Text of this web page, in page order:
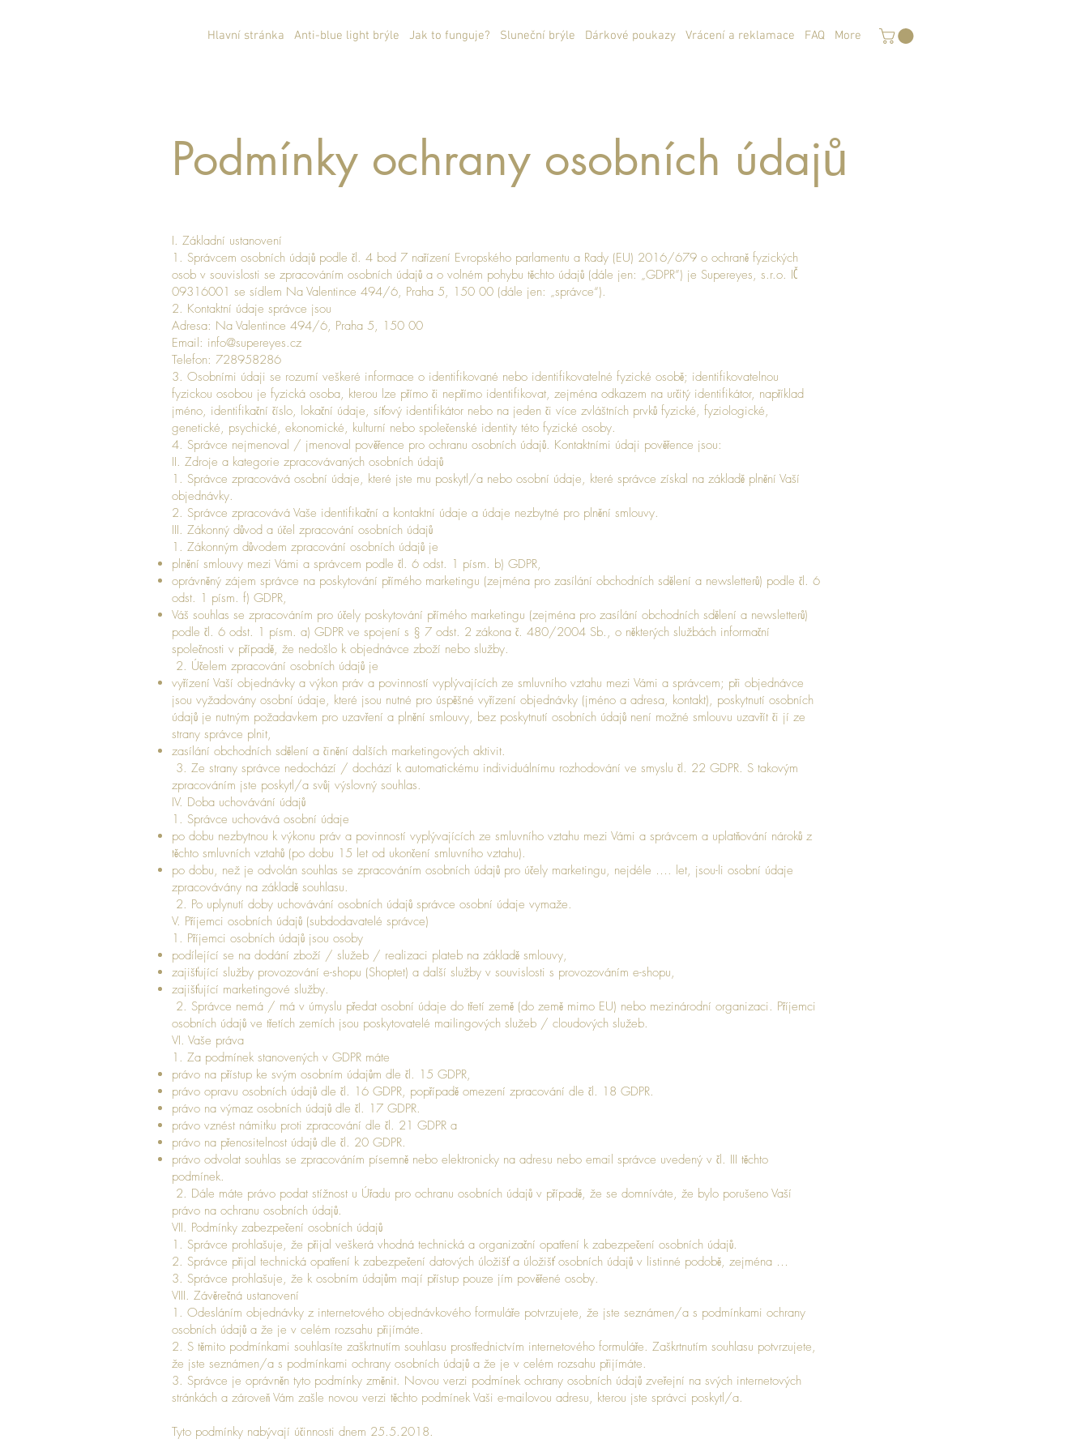
Hlavní stránka Anti-blue light brýle Jak to funguje? Sluneční brýle Dárkové poukazy Vrácení a reklamace FAQ More
Podmínky ochrany osobních údajů
I. Základní ustanovení
1. Správcem osobních údajů podle čl. 4 bod 7 nařízení Evropského parlamentu a Rady (EU) 2016/679 o ochraně fyzických
osob v souvislosti se zpracováním osobních údajů a o volném pohybu těchto údajů (dále jen: „GDPR”) je Supereyes, s.r.o. IČ
09316001 se sídlem Na Valentince 494/6, Praha 5, 150 00 (dále jen: „správce“).
2. Kontaktní údaje správce jsou
Adresa: Na Valentince 494/6, Praha 5, 150 00
Email: info@supereyes.cz
Telefon: 728958286
3. Osobními údaji se rozumí veškeré informace o identifikované nebo identifikovatelné fyzické osobě; identifikovatelnou
fyzickou osobou je fyzická osoba, kterou lze přímo či nepřímo identifikovat, zejména odkazem na určitý identifikátor, například
jméno, identifikační číslo, lokační údaje, síťový identifikátor nebo na jeden či více zvláštních prvků fyzické, fyziologické,
genetické, psychické, ekonomické, kulturní nebo společenské identity této fyzické osoby.
4. Správce nejmenoval / jmenoval pověřence pro ochranu osobních údajů. Kontaktními údaji pověřence jsou:
II. Zdroje a kategorie zpracovávaných osobních údajů
1. Správce zpracovává osobní údaje, které jste mu poskytl/a nebo osobní údaje, které správce získal na základě plnění Vaší
objednávky.
2. Správce zpracovává Vaše identifikační a kontaktní údaje a údaje nezbytné pro plnění smlouvy.
III. Zákonný důvod a účel zpracování osobních údajů
1. Zákonným důvodem zpracování osobních údajů je
plnění smlouvy mezi Vámi a správcem podle čl. 6 odst. 1 písm. b) GDPR,
oprávněný zájem správce na poskytování přímého marketingu (zejména pro zasílání obchodních sdělení a newsletterů) podle čl. 6
odst. 1 písm. f) GDPR,
Váš souhlas se zpracováním pro účely poskytování přímého marketingu (zejména pro zasílání obchodních sdělení a newsletterů)
podle čl. 6 odst. 1 písm. a) GDPR ve spojení s § 7 odst. 2 zákona č. 480/2004 Sb., o některých službách informační
společnosti v případě, že nedošlo k objednávce zboží nebo služby.
2. Účelem zpracování osobních údajů je
vyřízení Vaší objednávky a výkon práv a povinností vyplývajících ze smluvního vztahu mezi Vámi a správcem; při objednávce
jsou vyžadovány osobní údaje, které jsou nutné pro úspěšné vyřízení objednávky (jméno a adresa, kontakt), poskytnutí osobních
údajů je nutným požadavkem pro uzavření a plnění smlouvy, bez poskytnutí osobních údajů není možné smlouvu uzavřít či jí ze
strany správce plnit,
zasílání obchodních sdělení a činění dalších marketingových aktivit.
3. Ze strany správce nedochází / dochází k automatickému individuálnímu rozhodování ve smyslu čl. 22 GDPR. S takovým
zpracováním jste poskytl/a svůj výslovný souhlas.
IV. Doba uchovávání údajů
1. Správce uchovává osobní údaje
po dobu nezbytnou k výkonu práv a povinností vyplývajících ze smluvního vztahu mezi Vámi a správcem a uplatňování nároků z
těchto smluvních vztahů (po dobu 15 let od ukončení smluvního vztahu).
po dobu, než je odvolán souhlas se zpracováním osobních údajů pro účely marketingu, nejdéle …. let, jsou-li osobní údaje
zpracovávány na základě souhlasu.
2. Po uplynutí doby uchovávání osobních údajů správce osobní údaje vymaže.
V. Příjemci osobních údajů (subdodavatelé správce)
1. Příjemci osobních údajů jsou osoby
podílející se na dodání zboží / služeb / realizaci plateb na základě smlouvy,
zajišťující služby provozování e-shopu (Shoptet) a další služby v souvislosti s provozováním e-shopu,
zajišťující marketingové služby.
2. Správce nemá / má v úmyslu předat osobní údaje do třetí země (do země mimo EU) nebo mezinárodní organizaci. Příjemci
osobních údajů ve třetích zemích jsou poskytovatelé mailingových služeb / cloudových služeb.
VI. Vaše práva
1. Za podmínek stanovených v GDPR máte
právo na přístup ke svým osobním údajům dle čl. 15 GDPR,
právo opravu osobních údajů dle čl. 16 GDPR, popřípadě omezení zpracování dle čl. 18 GDPR.
právo na výmaz osobních údajů dle čl. 17 GDPR.
právo vznést námitku proti zpracování dle čl. 21 GDPR a
právo na přenositelnost údajů dle čl. 20 GDPR.
právo odvolat souhlas se zpracováním písemně nebo elektronicky na adresu nebo email správce uvedený v čl. III těchto
podmínek.
2. Dále máte právo podat stížnost u Úřadu pro ochranu osobních údajů v případě, že se domníváte, že bylo porušeno Vaší
právo na ochranu osobních údajů.
VII. Podmínky zabezpečení osobních údajů
1. Správce prohlašuje, že přijal veškerá vhodná technická a organizační opatření k zabezpečení osobních údajů.
2. Správce přijal technická opatření k zabezpečení datových úložišť a úložišť osobních údajů v listinné podobě, zejména …
3. Správce prohlašuje, že k osobním údajům mají přístup pouze jím pověřené osoby.
VIII. Závěrečná ustanovení
1. Odesláním objednávky z internetového objednávkového formuláře potvrzujete, že jste seznámen/a s podmínkami ochrany
osobních údajů a že je v celém rozsahu přijímáte.
2. S těmito podmínkami souhlasíte zaškrtnutím souhlasu prostřednictvím internetového formuláře. Zaškrtnutím souhlasu potvrzujete,
že jste seznámen/a s podmínkami ochrany osobních údajů a že je v celém rozsahu přijímáte.
3. Správce je oprávněn tyto podmínky změnit. Novou verzi podmínek ochrany osobních údajů zveřejní na svých internetových
stránkách a zároveň Vám zašle novou verzi těchto podmínek Vaši e-mailovou adresu, kterou jste správci poskytl/a.
Tyto podmínky nabývají účinnosti dnem 25.5.2018.